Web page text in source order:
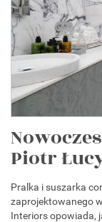
Piotr
Pralka i suszarka
zaprojektowanego
Interiors opowiada,